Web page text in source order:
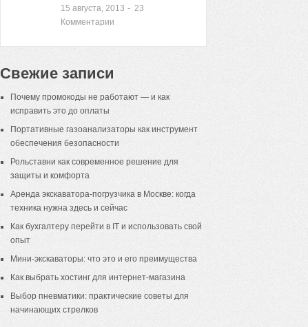
15 августа, 2013 - 23
Комментарии
Свежие записи
Почему промокоды не работают — и как
исправить это до оплаты
Портативные газоанализаторы как инструмент
обеспечения безопасности
Рольставни как современное решение для
защиты и комфорта
Аренда экскаватора-погрузчика в Москве: когда
техника нужна здесь и сейчас
Как бухгалтеру перейти в IT и использовать свой
опыт
Мини-экскаваторы: что это и его преимущества
Как выбрать хостинг для интернет-магазина
Выбор пневматики: практические советы для
начинающих стрелков